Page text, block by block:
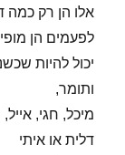
אלו הן רק כמה
לפעמים הן
יכול להיות
ותומר,
מיכל, חגי,
דלית או איתי